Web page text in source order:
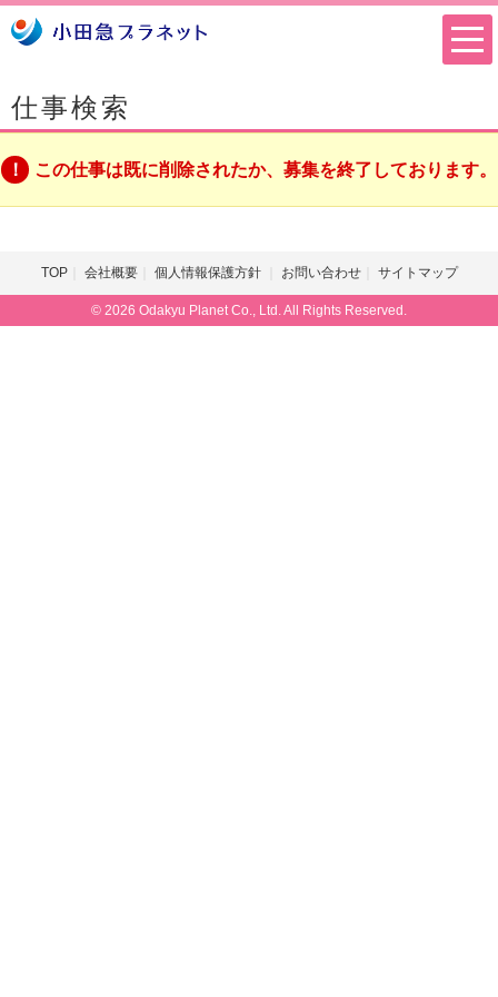
仕事検索
この仕事は既に削除されたか、募集を終了しております。
TOP 会社概要 個人情報保護方針 お問い合わせ サイトマップ
© 2026 Odakyu Planet Co., Ltd. All Rights Reserved.